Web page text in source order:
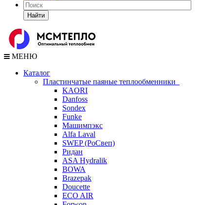
Найти
МЕНЮ
Каталог
Пластинчатые паяные теплообменники
KAORI
Danfoss
Sondex
Funke
Машимпэкс
Alfa Laval
SWEP (РоСвеп)
Ридан
ASA Hydralik
BOWA
Brazepak
Doucette
ECO AIR